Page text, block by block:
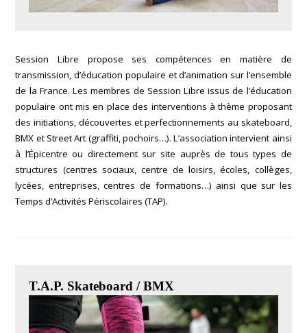
Session Libre propose ses compétences en matière de
transmission, d’éducation populaire et d’animation sur l’ensemble
de la France. Les membres de Session Libre issus de l’éducation
populaire ont mis en place des interventions à thème proposant
des initiations, découvertes et perfectionnements au skateboard,
BMX et Street Art (graffiti, pochoirs…). L’association intervient ainsi
à l’Épicentre ou directement sur site auprès de tous types de
structures (centres sociaux, centre de loisirs, écoles, collèges,
lycées, entreprises, centres de formations…) ainsi que sur les
Temps d’Activités Périscolaires (TAP).
T.A.P. Skateboard / BMX